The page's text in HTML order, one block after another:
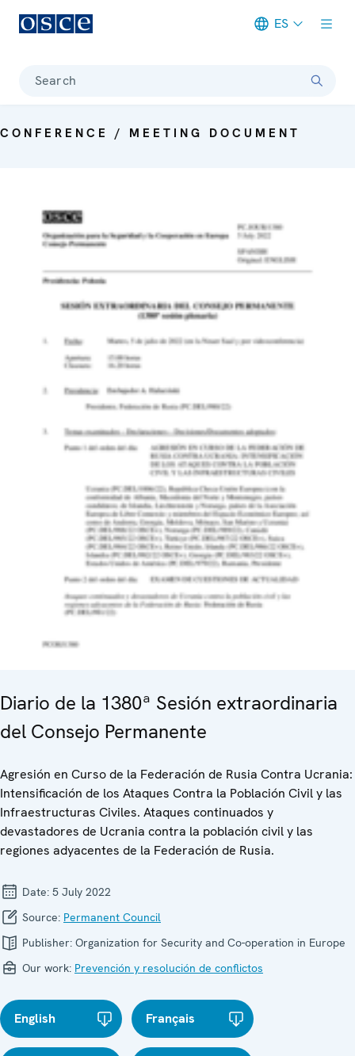
ES
Search
CONFERENCE / MEETING DOCUMENT
Diario de la 1380ª Sesión extraordinaria
del Consejo Permanente
Agresión en Curso de la Federación de Rusia Contra Ucrania:
Intensificación de los Ataques Contra la Población Civil y las
Infraestructuras Civiles. Ataques continuados y
devastadores de Ucrania contra la población civil y las
regiones adyacentes de la Federación de Rusia.
Date: 5 July 2022
Source: Permanent Council
Publisher: Organization for Security and Co-operation in Europe
Our work: Prevención y resolución de conflictos
English Français